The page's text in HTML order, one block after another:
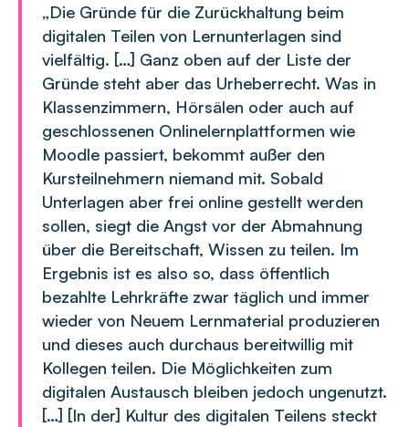
„Die Gründe für die Zurückhaltung beim
digitalen Teilen von Lernunterlagen sind
vielfältig. […] Ganz oben auf der Liste der
Gründe steht aber das Urheberrecht. Was in
Klassenzimmern, Hörsälen oder auch auf
geschlossenen Onlinelernplattformen wie
Moodle passiert, bekommt außer den
Kursteilnehmern niemand mit. Sobald
Unterlagen aber frei online gestellt werden
sollen, siegt die Angst vor der Abmahnung
über die Bereitschaft, Wissen zu teilen. Im
Ergebnis ist es also so, dass öffentlich
bezahlte Lehrkräfte zwar täglich und immer
wieder von Neuem Lernmaterial produzieren
und dieses auch durchaus bereitwillig mit
Kollegen teilen. Die Möglichkeiten zum
digitalen Austausch bleiben jedoch ungenutzt.
[…] [In der] Kultur des digitalen Teilens steckt